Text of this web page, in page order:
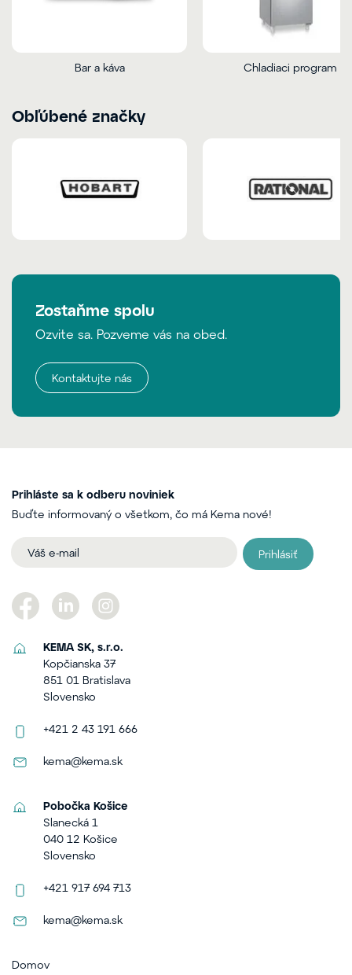
Bar a káva Chladiaci program
Obľúbené značky
Zostaňme spolu
Ozvite sa. Pozveme vás na obed.
Kontaktujte nás
Prihláste sa k odberu noviniek
Buďte informovaný o všetkom, čo má Kema nové!
Prihlásiť
KEMA SK, s.r.o.
Kopčianska 37
851 01 Bratislava
Slovensko
+421 2 43 191 666
kema@kema.sk
Pobočka Košice
Slanecká 1
040 12 Košice
Slovensko
+421 917 694 713
kema@kema.sk
Domov